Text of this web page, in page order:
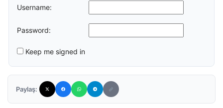
Username:
Password:
Keep me signed in
Paylaş: